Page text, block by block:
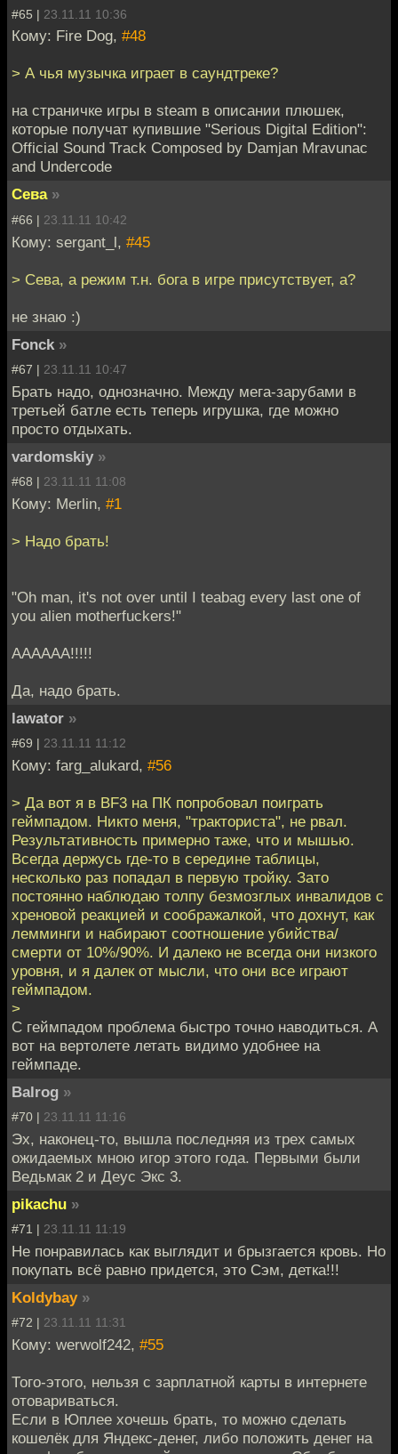
#65 | 23.11.11 10:36
Кому: Fire Dog, #48
> А чья музычка играет в саундтреке?
на страничке игры в steam в описании плюшек,
которые получат купившие "Serious Digital Edition":
Official Sound Track Composed by Damjan Mravunac
and Undercode
Сева »
#66 | 23.11.11 10:42
Кому: sergant_l, #45
> Сева, а режим т.н. бога в игре присутствует, а?
не знаю :)
Fonck »
#67 | 23.11.11 10:47
Брать надо, однозначно. Между мега-зарубами в
третьей батле есть теперь игрушка, где можно
просто отдыхать.
vardomskiy »
#68 | 23.11.11 11:08
Кому: Merlin, #1
> Надо брать!
"Oh man, it's not over until I teabag every last one of
you alien motherfuckers!"
АААААА!!!!!
Да, надо брать.
lawator »
#69 | 23.11.11 11:12
Кому: farg_alukard, #56
> Да вот я в BF3 на ПК попробовал поиграть
геймпадом. Никто меня, "тракториста", не рвал.
Результативность примерно таже, что и мышью.
Всегда держусь где-то в середине таблицы,
несколько раз попадал в первую тройку. Зато
постоянно наблюдаю толпу безмозглых инвалидов с
хреновой реакцией и соображалкой, что дохнут, как
лемминги и набирают соотношение убийства/
смерти от 10%/90%. И далеко не всегда они низкого
уровня, и я далек от мысли, что они все играют
геймпадом.
>
С геймпадом проблема быстро точно наводиться. А
вот на вертолете летать видимо удобнее на
геймпаде.
Balrog »
#70 | 23.11.11 11:16
Эх, наконец-то, вышла последняя из трех самых
ожидаемых мною игор этого года. Первыми были
Ведьмак 2 и Деус Экс 3.
pikachu »
#71 | 23.11.11 11:19
Не понравилась как выглядит и брызгается кровь. Но
покупать всё равно придется, это Сэм, детка!!!
Koldybay »
#72 | 23.11.11 11:31
Кому: werwolf242, #55
Того-этого, нельзя с зарплатной карты в интернете
отовариваться.
Если в Юплее хочешь брать, то можно сделать
кошелёк для Яндекс-денег, либо положить денег на